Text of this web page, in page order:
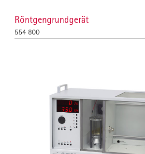
Röntgengrundgerät
554 800